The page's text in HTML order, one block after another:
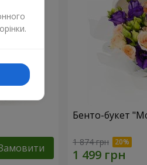
Бенто-букет
1 874 грн